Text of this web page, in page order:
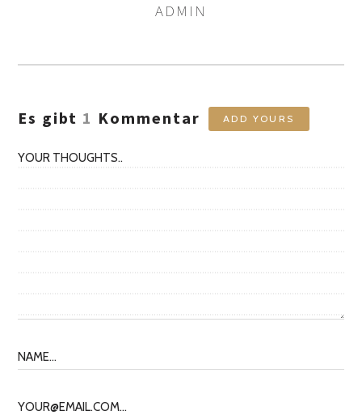
ADMIN
Es gibt 1 Kommentar ADD YOURS